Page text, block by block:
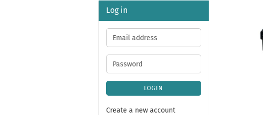
Log in
Email
address
Password
LOGIN
Create a new account